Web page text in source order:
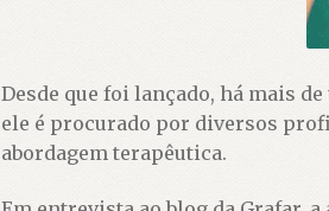
Desde que foi lançado, há mais
ele é procurado por diversos
abordagem terapêutica.